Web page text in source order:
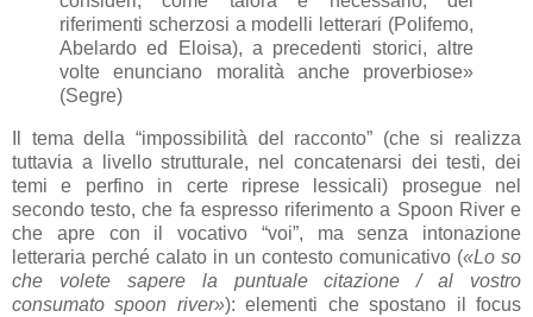
riferimenti scherzosi a modelli letterari (Polifemo,
Abelardo ed Eloisa), a precedenti storici, altre
volte enunciano moralità anche proverbiose»
(Segre)
Il tema della “impossibilità del racconto” (che si realizza
tuttavia a livello strutturale, nel concatenarsi dei testi, dei
temi e perfino in certe riprese lessicali) prosegue nel
secondo testo, che fa espresso riferimento a Spoon River e
che apre con il vocativo “voi”, ma senza intonazione
letteraria perché calato in un contesto comunicativo («Lo so
che volete sapere la puntuale citazione / al vostro
consumato spoon river»): elementi che spostano il focus